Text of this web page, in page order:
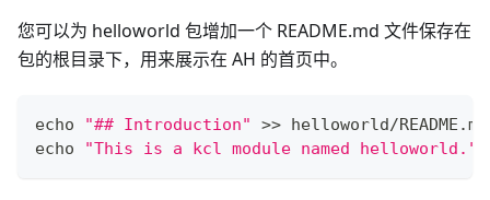
您可以为 helloworld 包增加一个 README.md 文件保存在
包的根目录下，用来展示在 AH 的首页中。
echo "## Introduction" >> helloworld/README.md
echo
"This is a kcl module named helloworld."